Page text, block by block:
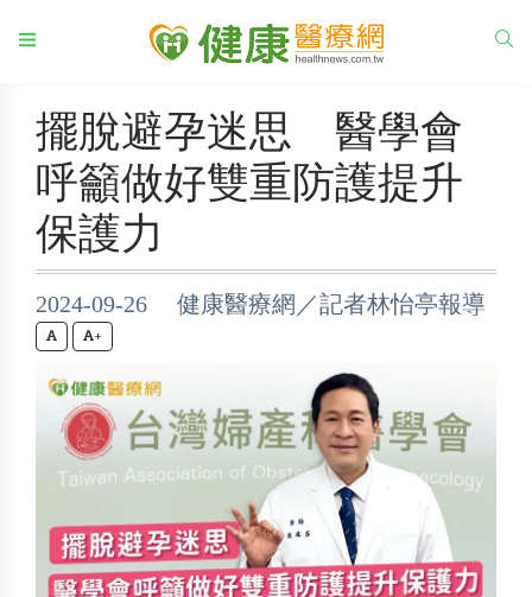
擺脫避孕迷思 醫學會
呼籲做好雙重防護提升
保護力
2024-09-26 健康醫療網／記者林怡亭報導
+